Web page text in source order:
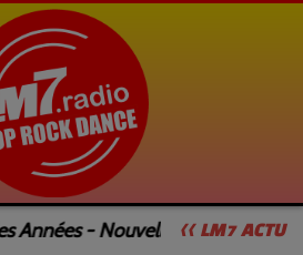
<< LM7 ACTU
Années - Nouvelle Émission
émissions NOS PLUS BELLES ANNÉES